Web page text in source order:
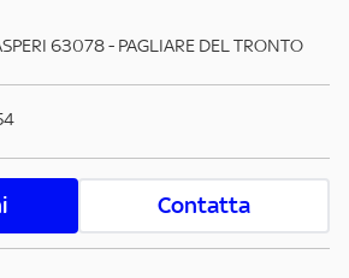
63078- PAGLIARE DEL TRONTO
Contatta